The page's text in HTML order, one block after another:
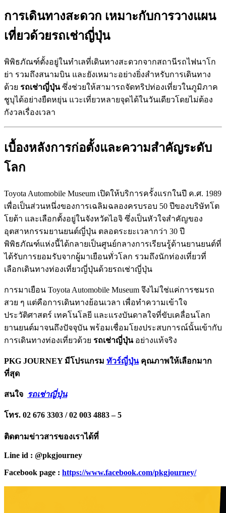
การเดินทางสะดวก เหมาะกับการวางแผน
เที่ยวด้วยรถเช่าญี่ปุ่น
พิพิธภัณฑ์ตั้งอยู่ในทำเลที่เดินทางสะดวกจากสถานีรถไฟนาโก
ย่า รวมถึงสนามบิน และยังเหมาะอย่างยิ่งสำหรับการเดินทาง
ด้วย รถเช่าญี่ปุ่นซึ่งช่วยให้สามารถจัดทริปท่องเที่ยวในภูมิภาค
ชูบุได้อย่างยืดหยุ่น แวะเที่ยวหลายจุดได้ในวันเดียวโดยไม่ต้อง
กังวลเรื่องเวลา
เบื้องหลังการก่อตั้งและความสำคัญระดับ
โลก
Toyota Automobile Museum เปิดให้บริการครั้งแรกในปี ค.ศ. 1989
เพื่อเป็นส่วนหนึ่งของการเฉลิมฉลองครบรอบ 50 ปีของบริษัทโต
โยต้า และเลือกตั้งอยู่ในจังหวัดไอจิ ซึ่งเป็นหัวใจสำคัญของ
อุตสาหกรรมยานยนต์ญี่ปุ่น ตลอดระยะเวลากว่า 30 ปี
พิพิธภัณฑ์แห่งนี้ได้กลายเป็นศูนย์กลางการเรียนรู้ด้านยานยนต์ที่
ได้รับการยอมรับจากผู้มาเยือนทั่วโลก รวมถึงนักท่องเที่ยวที่
เลือกเดินทางท่องเที่ยวญี่ปุ่นด้วยรถเช่าญี่ปุ่น
การมาเยือน Toyota Automobile Museum จึงไม่ใช่แค่การชมรถ
สวย ๆ แต่คือการเดินทางย้อนเวลา เพื่อทำความเข้าใจ
ประวัติศาสตร์ เทคโนโลยี และแรงบันดาลใจที่ขับเคลื่อนโลก
ยานยนต์มาจนถึงปัจจุบัน พร้อมเชื่อมโยงประสบการณ์นั้นเข้ากับ
การเดินทางท่องเที่ยวด้วย รถเช่าญี่ปุ่นอย่างแท้จริง
PKG JOURNEY มีโปรแกรม ทัวร์ญี่ปุ่นคุณภาพให้เลือกมาก
ที่สุด
สนใจ รถเช่าญี่ปุ่น
โทร. 02 676 3303 / 02 003 4883 – 5
ติดตามข่าวสารของเราได้ที่
Line id : @pkgjourney
Facebook page : https://www.facebook.com/pkgjourney/